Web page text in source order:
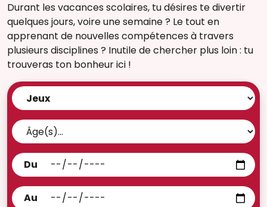
Durant les vacances scolaires, tu désires te divertir
quelques jours, voire une semaine ? Le tout en
apprenant de nouvelles compétences à travers
plusieurs disciplines ? Inutile de chercher plus loin : tu
trouveras ton bonheur ici !
Du
Au